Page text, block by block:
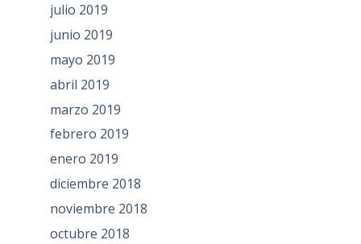
julio 2019
junio 2019
mayo 2019
abril 2019
marzo 2019
febrero 2019
enero 2019
diciembre 2018
noviembre 2018
octubre 2018